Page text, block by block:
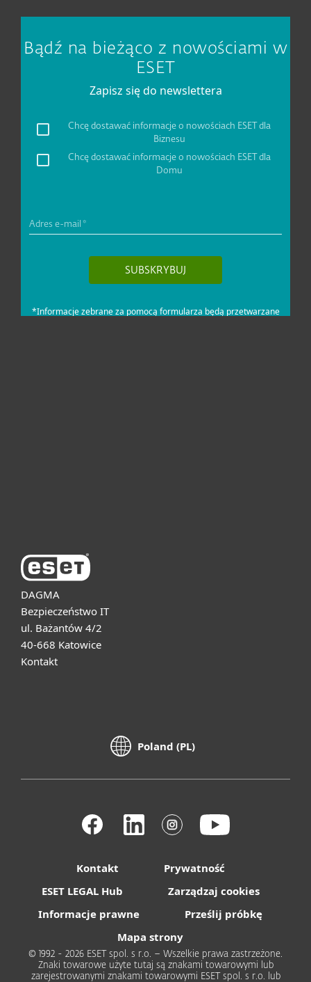
DAGMA
Bezpieczeństwo IT
ul. Bażantów 4/2
40-668 Katowice
Kontakt
Poland (PL)
Kontakt
Prywatność
ESET LEGAL Hub
Zarządzaj cookies
Informacje prawne
Prześlij próbkę
Mapa strony
© 1992 - 2026 ESET spol. s r.o. – Wszelkie prawa zastrzeżone.
Znaki towarowe użyte tutaj są znakami towarowymi lub
zarejestrowanymi znakami towarowymi ESET spol. s r.o. lub